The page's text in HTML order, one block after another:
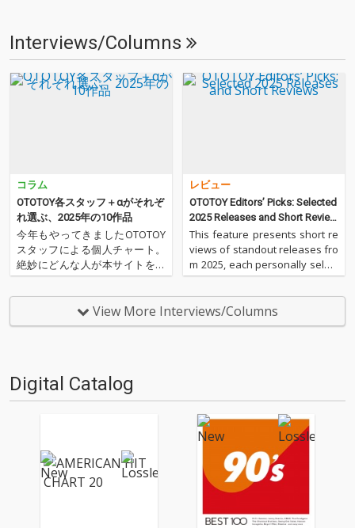
Interviews/Columns
コラム
OTOTOY各スタッフ＋αがそれぞ
れ選ぶ、2025年の10作品
今年もやってきましたOTOTOY
スタッフによる個人チャート。
絶妙にどんな人が本サイトを運
営しているのか？ そんな自己
紹介もちょっとかねておりま
す。2025年は、それぞれなにを
聴いてOTOTOYを作っていたの
レビュー
OTOTOY Editors’ Picks: Selected
2025 Releases and Short Review
s
This feature presents short re
views of standout releases fro
m 2025, each personally select
ed by members of the OTOTOY
editorial …
View More Interviews/Columns
Digital Catalog